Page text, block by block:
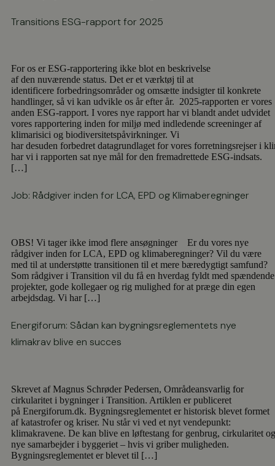
Transitions ESG-rapport for 2025
For os er ESG-rapportering ikke blot en beskrivelse
af den nuværende status. Det er et værktøj til at
identificere forbedringsområder og omsætte indsigter til konkrete
handlinger, så vi kan udvikle os år efter år. 2025-rapporten er vores
anden ESG-rapport. I vores nye rapport har vi blandt andet udvidet
vores rapportering inden for miljø med indledende screeninger af
klimarisici og biodiversitetspåvirkninger. Vi
har desuden forbedret datagrundlaget for vores forretningsrejser i
har vi i rapporten sat nye mål for den fremadrettede ESG-indsats.
[…]
Job: Rådgiver inden for LCA, EPD og Klimaberegninger
OBS! Vi tager ikke imod flere ansøgninger Er du vores nye
rådgiver inden for LCA, EPD og klimaberegninger? Vil du være
med til at understøtte transitionen til et mere bæredygtigt samfund?
Som rådgiver i Transition vil du få en hverdag fyldt med spændende
projekter, gode kollegaer og rig mulighed for at præge din egen
arbejdsdag. Vi har […]
Energiforum: Sådan kan bygningsreglementets nye
klimakrav blive en succes
Skrevet af Magnus Schrøder Pedersen, Områdeansvarlig for
cirkularitet i bygninger i Transition. Artiklen er publiceret
på Energiforum.dk. Bygningsreglementet er historisk blevet formet
af katastrofer og kriser. Nu står vi ved et nyt vendepunkt:
klimakravene. De kan blive en løftestang for genbrug, cirkularitet og
nye samarbejder i byggeriet – hvis vi griber muligheden.
Bygningsreglementet er blevet til […]